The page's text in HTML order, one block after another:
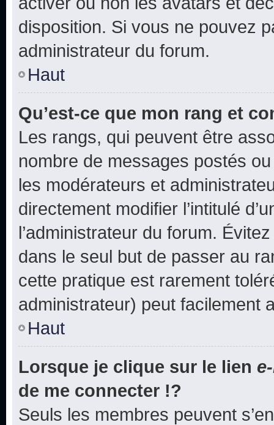
disposition. Si vous ne pouvez
administrateur du forum.
Haut
Qu’est-ce que mon rang et
Les rangs, qui peuvent être
nombre de messages postés
les modérateurs et
directement modifier l’intitulé
l’administrateur du forum.
dans le seul but de passer au
cette pratique est rarement
administrateur) peut facilement
Haut
Lorsque je clique sur le lien
de me connecter !?
Seuls les membres peuvent